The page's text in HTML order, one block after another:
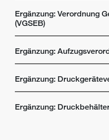
Ergänzung: Verordnung
(VGSEB)
Ergänzung:
Ergänzung:
Ergänzung: